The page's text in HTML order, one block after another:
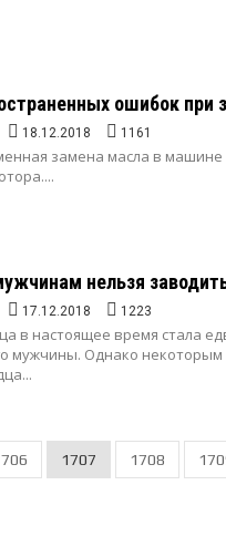
ошибок при
18.12.2018 1161
замена масла в
нельзя
17.12.2018 1223
в настоящее время стала
мужчины. Однако некоторым
1707 1708